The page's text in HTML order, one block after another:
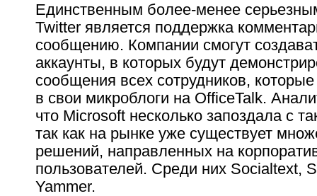
Единственным более-менее
Twitter является поддержка
сообщению. Компании смогут
аккаунты, в которых будут
сообщения всех сотрудников,
в свои микроблоги на OfficeTalk.
что Microsoft несколько запоздала с
так как на рынке уже существует
решений, направленных на
пользователей. Среди них Socialtext,
Yammer.